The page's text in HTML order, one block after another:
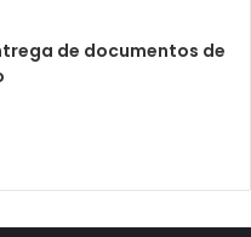
de documentos de